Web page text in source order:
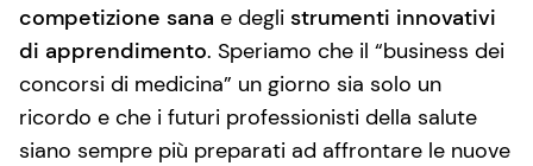
competizione sana e degli strumenti innovativi
di apprendimento. Speriamo che il “business dei
concorsi di medicina” un giorno sia solo un
ricordo e che i futuri professionisti della salute
siano sempre più preparati ad affrontare le nuove